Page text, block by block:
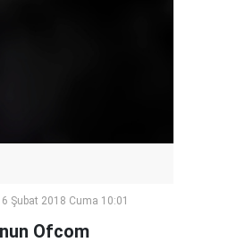
Şubat 2018 Cuma 10:01
Ofcom